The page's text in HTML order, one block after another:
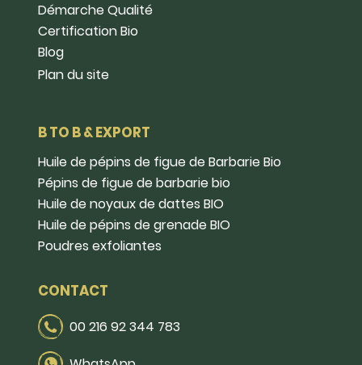
Démarche Qualité
Certification Bio
Blog
Plan du site
B TO B & EXPORT
Huile de pépins de figue de Barbarie Bio
Pépins de figue de barbarie bio
Huile de noyaux de dattes BIO
Huile de pépins de grenade BIO
Poudres exfoliantes
CONTACT
00 216 92 344 783